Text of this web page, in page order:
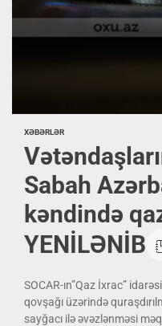
XƏBƏRLƏR
Sabah
kəndində
YENİLƏNİB
SOCAR-ın”Qaz İxrac”
qovşağı üzərində
sayğacı ilə əvəzlənməsi